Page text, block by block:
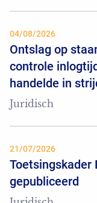
04/08/2026
Ontslag op
controle
handelde in
Juridisch
21/07/2026
Toetsingskader
gepubliceerd